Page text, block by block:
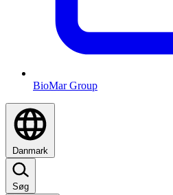
BioMar Group
Danmark
Søg